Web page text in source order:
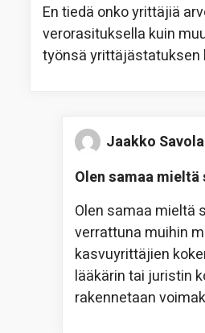
En tiedä onko yrittäjiä
verorasituksella kuin
työnsä yrittäjästatuksen
Jaakko
Olen samaa
Olen samaa mieltä
verrattuna muihin
kasvuyrittäjien
lääkärin tai juristin
rakennetaan